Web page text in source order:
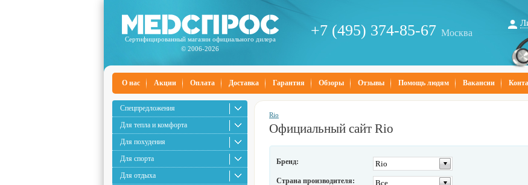
Сертифицированный магазин официального дилера
© 2006-2026
+7 (495) 374-85-67 Москва
О нас Акции Оплата Доставка Гарантия Обзоры Отзывы Помощь людям Вакансии
Спецпредложения
Для тепла и комфорта
Для похудения
Для спорта
Для отдыха
Rio
Официальный сайт Rio
Бренд: Rio
Страна производителя: Все